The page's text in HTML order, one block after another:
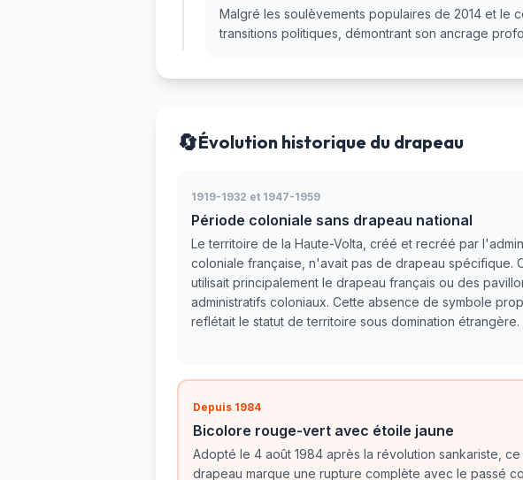
Malgré les soulèvements populaires de 2014 et le
transitions politiques, démontrant son ancrage
🔄Évolution historique du drapeau
1919-1932 et 1947-1959
Période coloniale sans drapeau national
Le territoire de la Haute-Volta, créé et recréé par
coloniale française, n'avait pas de drapeau spécifique.
utilisait principalement le drapeau français ou des
administratifs coloniaux. Cette absence de symbole
reflétait le statut de territoire sous domination étrangère.
Depuis 1984
Bicolore rouge-vert avec étoile jaune
Adopté le 4 août 1984 après la révolution sankariste, ce
drapeau marque une rupture complète avec le passé